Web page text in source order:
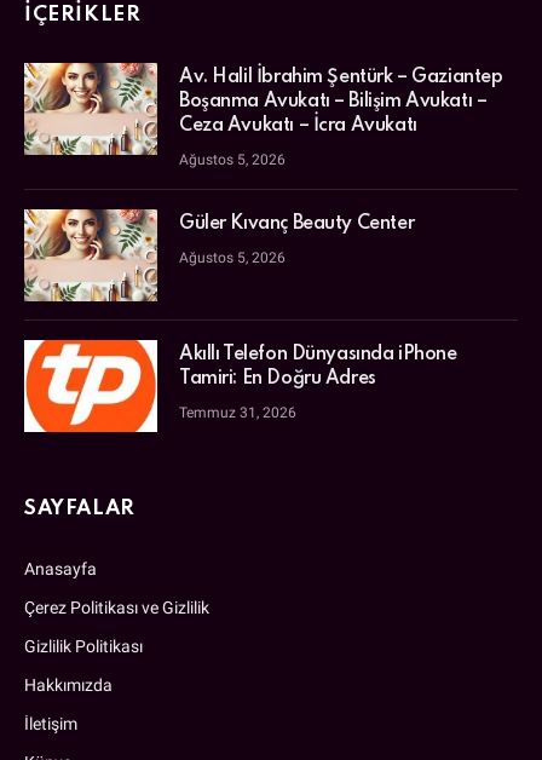
İÇERIKLER
Av. Halil İbrahim Şentürk – Gaziantep
Boşanma Avukatı – Bilişim Avukatı –
Ceza Avukatı – İcra Avukatı
Ağustos 5, 2026
Güler Kıvanç Beauty Center
Ağustos 5, 2026
Akıllı Telefon Dünyasında iPhone
Tamiri: En Doğru Adres
Temmuz 31, 2026
SAYFALAR
Anasayfa
Çerez Politikası ve Gizlilik
Gizlilik Politikası
Hakkımızda
İletişim